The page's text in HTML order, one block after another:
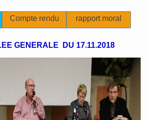
Compte rendu rapport moral
GENERALE DU 17.11.2018